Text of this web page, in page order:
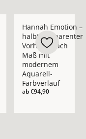
Hannah Emotion –
halbtransparenter
Vorhang nach
Maß mit
modernem
Aquarell-
Farbverlauf
ab€94,90